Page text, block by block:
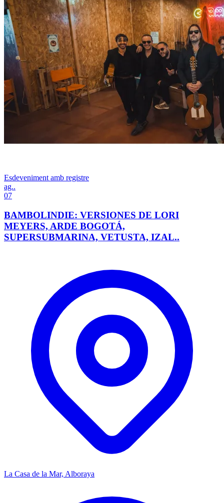
Esdeveniment amb registre
ag..
07
BAMBOLINDIE: VERSIONES DE LORI
MEYERS, ARDE BOGOTÁ,
SUPERSUBMARINA, VETUSTA, IZAL..
La Casa de la Mar, Alboraya